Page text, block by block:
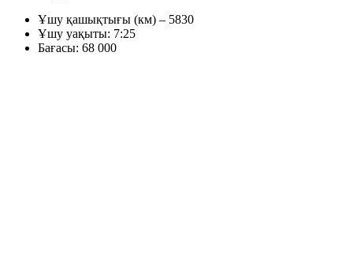
Ұшу қашықтығы (км) – 5830
Ұшу уақыты: 7:25
Бағасы: 68 000